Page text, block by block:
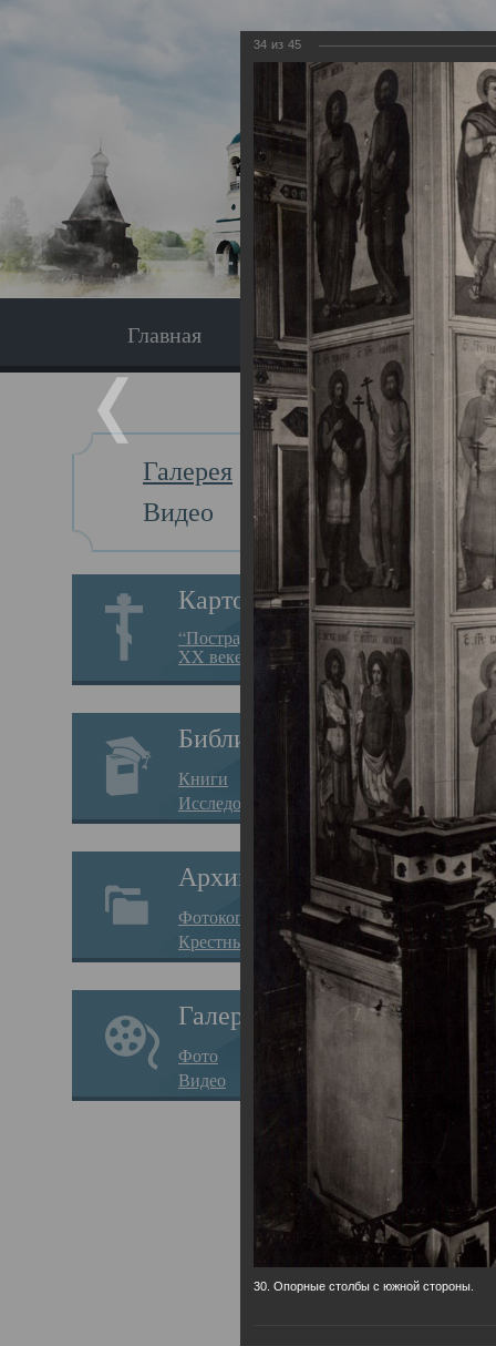
Главная Экскурсия
Галерея
Видео
Картотека
“Пострадавшие за веру в
XX веке на Севере”
Библиотека
Книги
Исследования
Архив
Фотокопии дел
Крестные ходы
Галерея
Фото
Видео
Главная
34 из 45
30. Опорные столбы с южной стороны.